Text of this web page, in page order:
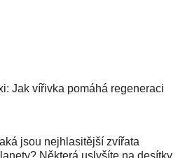
Jak vířivka pomáhá regeneraci
jsou nejhlasitější zvířata